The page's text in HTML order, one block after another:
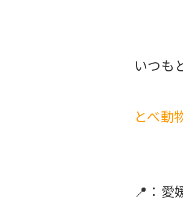
いつも
とべ動
📍：愛